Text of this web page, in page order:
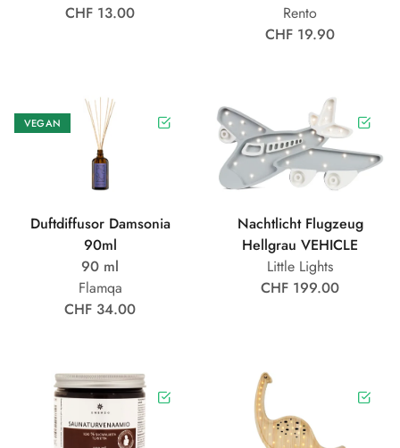
CHF 13.00
Rento
CHF 19.90
VEGAN
Duftdiffusor Damsonia
90ml
90 ml
Flamqa
CHF 34.00
Nachtlicht Flugzeug
Hellgrau VEHICLE
Little Lights
CHF 199.00